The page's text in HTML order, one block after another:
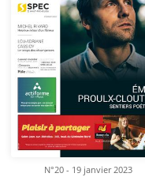
N°20 - 19 janvier 2023